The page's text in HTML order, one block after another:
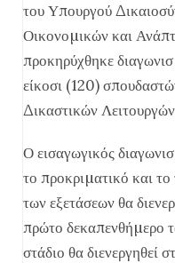
του Υπουργού
Οικονοµικών και
προκηρύχθηκε
είκοσι (120)
∆ικαστικών
Ο εισαγωγικός
το προκριµατικό και
των εξετάσεων θα
πρώτο δεκαπενθήµερο
στάδιο θα διενεργηθεί